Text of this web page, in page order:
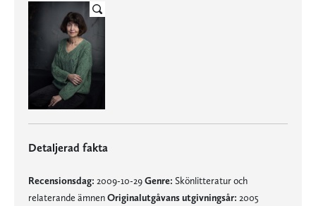
Detaljerad fakta
Recensionsdag: 2009-10-29Genre: Skönlitteratur och
relaterande ämnenOriginalutgåvans utgivningsår: 2005